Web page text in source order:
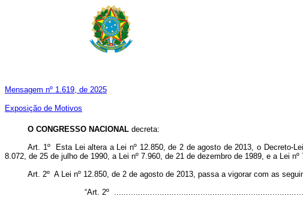
Mensagem nº 1.619, de 2025
Exposição de Motivos
O CONGRESSO NACIONAL decreta:
Art. 1º Esta Lei altera a Lei nº 12.850, de 2 de agosto de 2013, o Decreto-
8.072, de 25 de julho de 1990, a Lei nº 7.960, de 21 de dezembro de 1989, e a Lei
Art. 2º A Lei nº 12.850, de 2 de agosto de 2013, passa a vigorar com as
“Art. 2º